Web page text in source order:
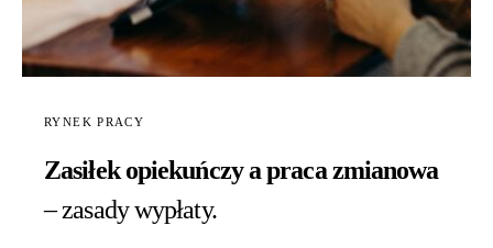
RYNEK PRACY
Zasiłek opiekuńczy a praca zmianowa
– zasady wypłaty.